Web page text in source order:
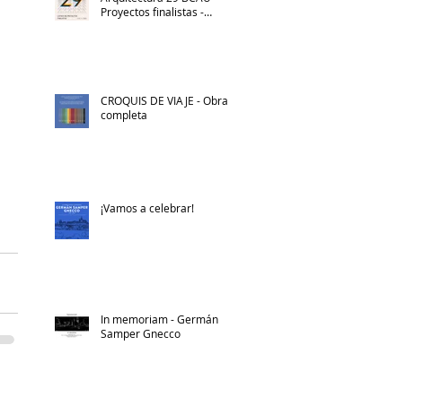
Proyectos finalistas -
CROQUIS DE VIAJE - Obra
completa
¡Vamos a celebrar!
In memoriam - Germán
Samper Gnecco